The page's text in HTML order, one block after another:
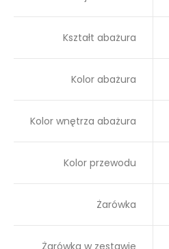
Kształt abażura
Kolor abażura
Kolor wnętrza abażura
Kolor przewodu
Żarówka
Żarówka w zestawie